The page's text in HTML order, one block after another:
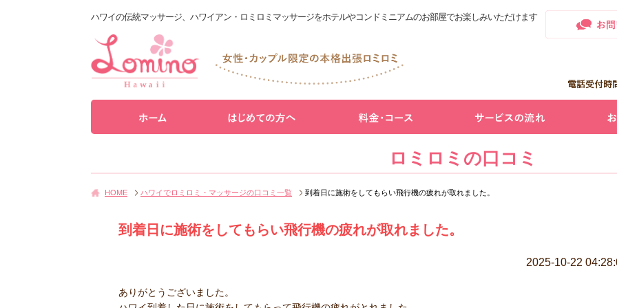
ハワイの伝統マッサージ、ハワイアン・ロミロミマッサージをホテルやコンドミニアムのお部屋でお楽しみいただけます
ロミロミの口コミ
HOME ハワイでロミロミ・マッサージの口コミ一覧 到着日に施術をしてもらい飛行機の疲れが取れました。
到着日に施術をしてもらい飛行機の疲れが取れました。
2025-10-22
ありがとうございました。